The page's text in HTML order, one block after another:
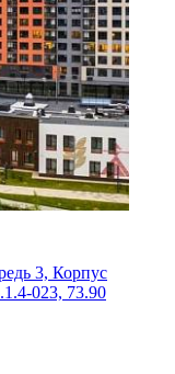
3, Корпус
023, 73.90